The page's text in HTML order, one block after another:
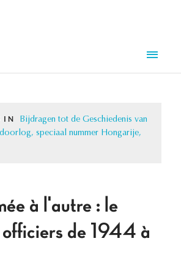
IN
Bijdragen tot de Geschiedenis van
speciaal nummer Hongarije,
à l'autre : le
officiers de 1944 à